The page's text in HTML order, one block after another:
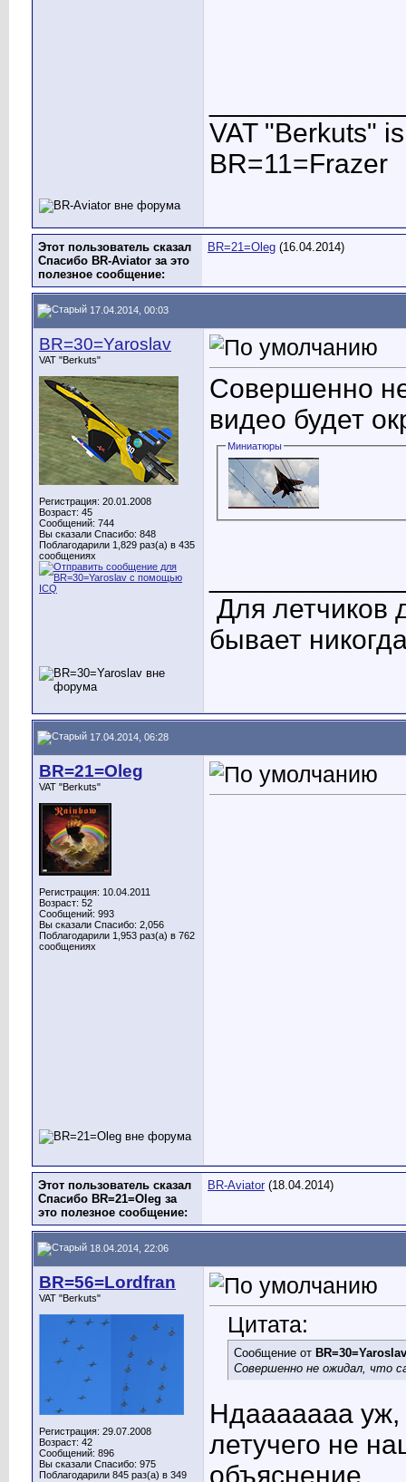
VAT "Berkuts"
BR=11=Frazer
Этот пользователь сказал
Спасибо BR-Aviator за это
полезное сообщение:
BR=21=Oleg (16.04.2014)
17.04.2014, 00:03
BR=30=Yaroslav
VAT "Berkuts"
Регистрация: 20.01.2008
Возраст: 45
Сообщений: 744
Вы сказали Спасибо: 848
Поблагодарили 1,829 раз(а) в 435
сообщениях
Совершенно
видео будет
Миниатюры
Для летчиков
бывает
17.04.2014, 06:28
BR=21=Oleg
VAT "Berkuts"
Регистрация: 10.04.2011
Возраст: 52
Сообщений: 993
Вы сказали Спасибо: 2,056
Поблагодарили 1,953 раз(а) в 762
сообщениях
Этот пользователь сказал
Спасибо BR=21=Oleg за
это полезное сообщение:
BR-Aviator (18.04.2014)
18.04.2014, 22:06
BR=56=Lordfran
VAT "Berkuts"
Регистрация: 29.07.2008
Возраст: 42
Сообщений: 896
Вы сказали Спасибо: 975
Поблагодарили 845 раз(а) в 349
Цитата:
Сообщение от BR=30=Yaroslav
Совершенно не ожидал, что
Ндааааааа
летучего не
объяснение...